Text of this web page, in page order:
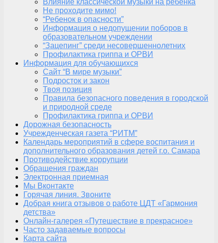
Влияние классической музыки на ребенка
Не проходите мимо!
“Ребенок в опасности”
Информация о недопущении поборов в
образовательном учреждении
“Зацепинг” среди несовершеннолетних
Профилактика гриппа и ОРВИ
Информация для обучающихся
Сайт “В мире музыки”
Подросток и закон
Твоя позиция
Правила безопасного поведения в городской
и природной среде
Профилактика гриппа и ОРВИ
Дорожная безопасность
Учрежденческая газета “РИТМ”
Календарь мероприятий в сфере воспитания и
дополнительного образования детей г.о. Самара
Противодействие коррупции
Обращения граждан
Электронная приемная
Мы Вконтакте
Горячая линия. Звоните
Добрая книга отзывов о работе ЦДТ «Гармония
детства»
Онлайн-галерея «Путешествие в прекрасное»
Часто задаваемые вопросы
Карта сайта